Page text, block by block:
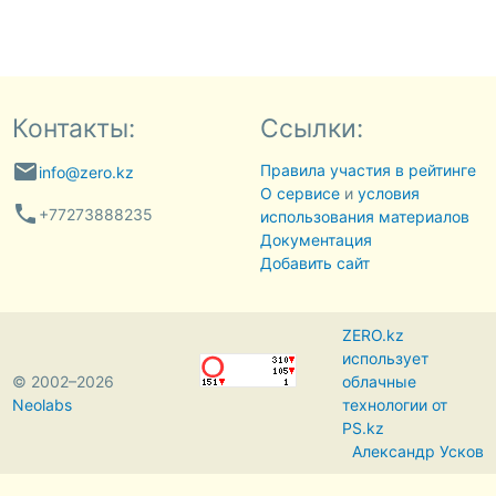
Контакты:
emailinfo@zero.kz
phone +77273888235
Ссылки:
Правила участия в рейтинге
О сервисеи условия
использования материалов
Документация
Добавить сайт
© 2002–2026
Neolabs
ZERO.kz
использует
облачные
технологии от
PS.kz
Александр Усков